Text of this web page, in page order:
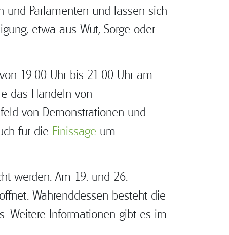
und Parlamenten und lassen sich
etwa aus Wut, Sorge oder
19:00 Uhr bis 21:00 Uhr am
das Handeln von
von Demonstrationen und
für die Finissage um
werden. Am 19. und 26.
Währenddessen besteht die
Weitere Informationen gibt es im